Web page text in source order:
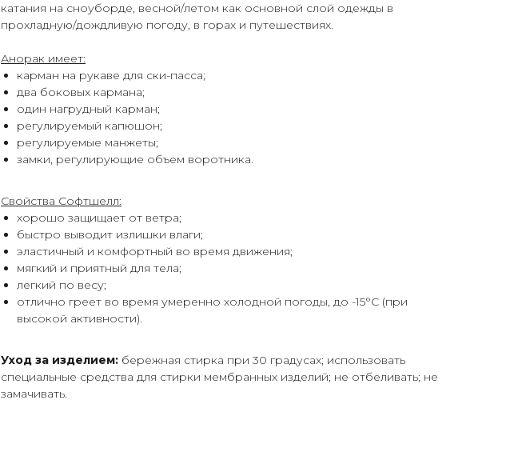
катания на сноуборде, весной/летом как основной слой одежды в
прохладную/дождливую погоду, в горах и путешествиях.
Анорак имеет:
карман на рукаве для ски-пасса;
два боковых кармана;
один нагрудный карман;
регулируемый капюшон;
регулируемые манжеты;
замки, регулирующие объем воротника.
Свойства Софтшелл:
хорошо защищает от ветра;
быстро выводит излишки влаги;
эластичный и комфортный во время движения;
мягкий и приятный для тела;
легкий по весу;
отлично греет во время умеренно холодной погоды, до -15°C (при
высокой активности).
Уход за изделием: бережная стирка при 30 градусах; использовать
специальные средства для стирки мембранных изделий; не отбеливать; не
замачивать.